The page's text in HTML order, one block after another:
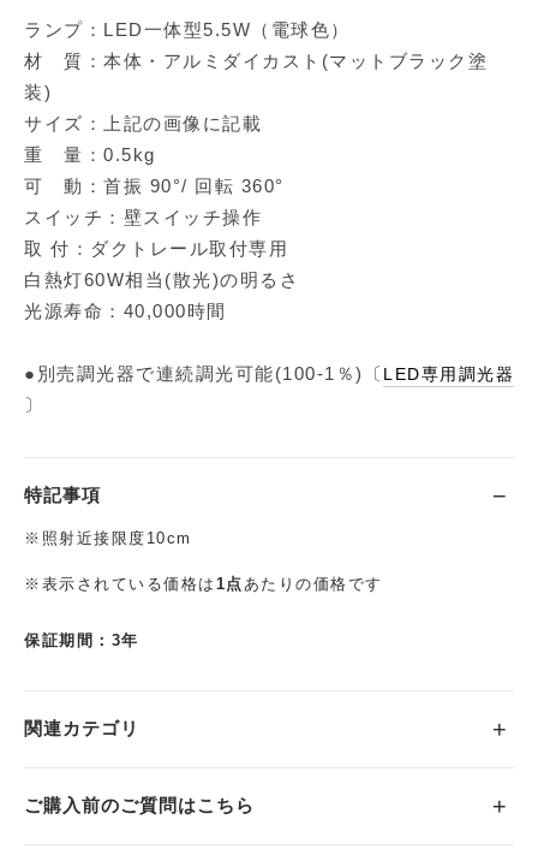
ランプ：LED一体型5.5W（電球色）
材 質：本体・アルミダイカスト(マットブラック塗
装)
サイズ：上記の画像に記載
重 量：0.5kg
可 動：首振 90°/ 回転 360°
スイッチ：壁スイッチ操作
取 付：ダクトレール取付専用
白熱灯60W相当(散光)の明るさ
光源寿命：40,000時間
●別売調光器で連続調光可能(100-1％)〔 LED専用調光器
〕
特記事項
※照射近接限度10cm
※表示されている価格は 1点あたりの価格です
保証期間：3年
関連カテゴリ
ご購入前のご質問はこちら